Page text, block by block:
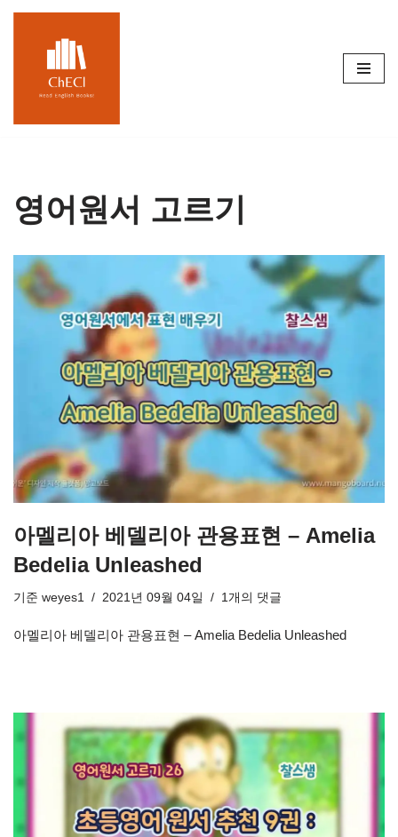
기
영어원서 고르기
아멜리아 베델리아 관용표현 – Amelia
Bedelia Unleashed
기준 weyes1 2021년 09월 04일 1개의 댓글
아멜리아 베델리아 관용표현 – Amelia Bedelia Unleashed